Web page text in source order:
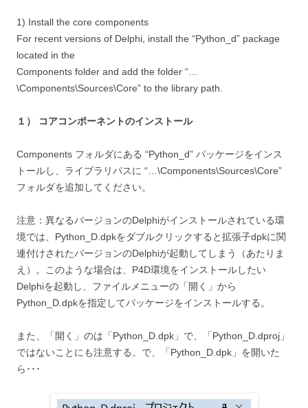
1) Install the core components
For recent versions of Delphi, install the “Python_d” package
located in the
Components folder and add the folder “…
\Components\Sources\Core” to the library path.
１） コアコンポーネントのインストール
Components フォルダにある “Python_d” パッケージをインス
トールし、ライブラリパスに “…\Components\Sources\Core”
フォルダを追加してください。
注意：異なるバージョンのDelphiがインストールされている環
境では、Python_D.dpkをダブルクリックすると拡張子dpkに関
連付けされたバージョンのDelphiが起動してしまう（あたりま
え）。このような場合は、P4D環境をインストールしたい
Delphiを起動し、ファイルメニューの「開く」から
Python_D.dpkを指定してパッケージをインストールする。
また、「開く」のは「Python_D.dpk」で、「Python_D.dproj」
ではないことにも注意する。で、「Python_D.dpk」を開いた
ら･･･